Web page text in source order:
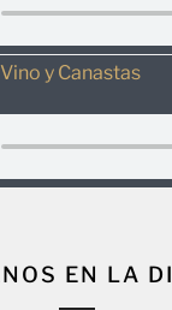
y Canastas
EN LA